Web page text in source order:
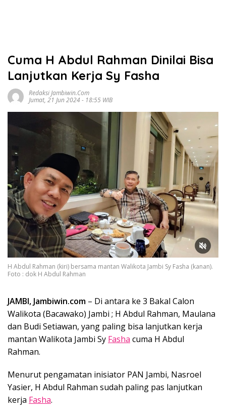
Cuma H Abdul Rahman Dinilai Bisa
Lanjutkan Kerja Sy Fasha
Redaksi Jambiwin.com
Jumat, 21 Jun 2024 - 18:55 WIB
H Abdul Rahman (kiri) bersama mantan Walikota Jambi Sy Fasha (kanan).
Foto : dok H Abdul Rahman
JAMBI, Jambiwin.com – Di antara ke 3 Bakal Calon
Walikota (Bacawako) Jambi ; H Abdul Rahman, Maulana
dan Budi Setiawan, yang paling bisa lanjutkan kerja
mantan Walikota Jambi Sy Fasha cuma H Abdul
Rahman.
Menurut pengamatan inisiator PAN Jambi, Nasroel
Yasier, H Abdul Rahman sudah paling pas lanjutkan
kerja Fasha.